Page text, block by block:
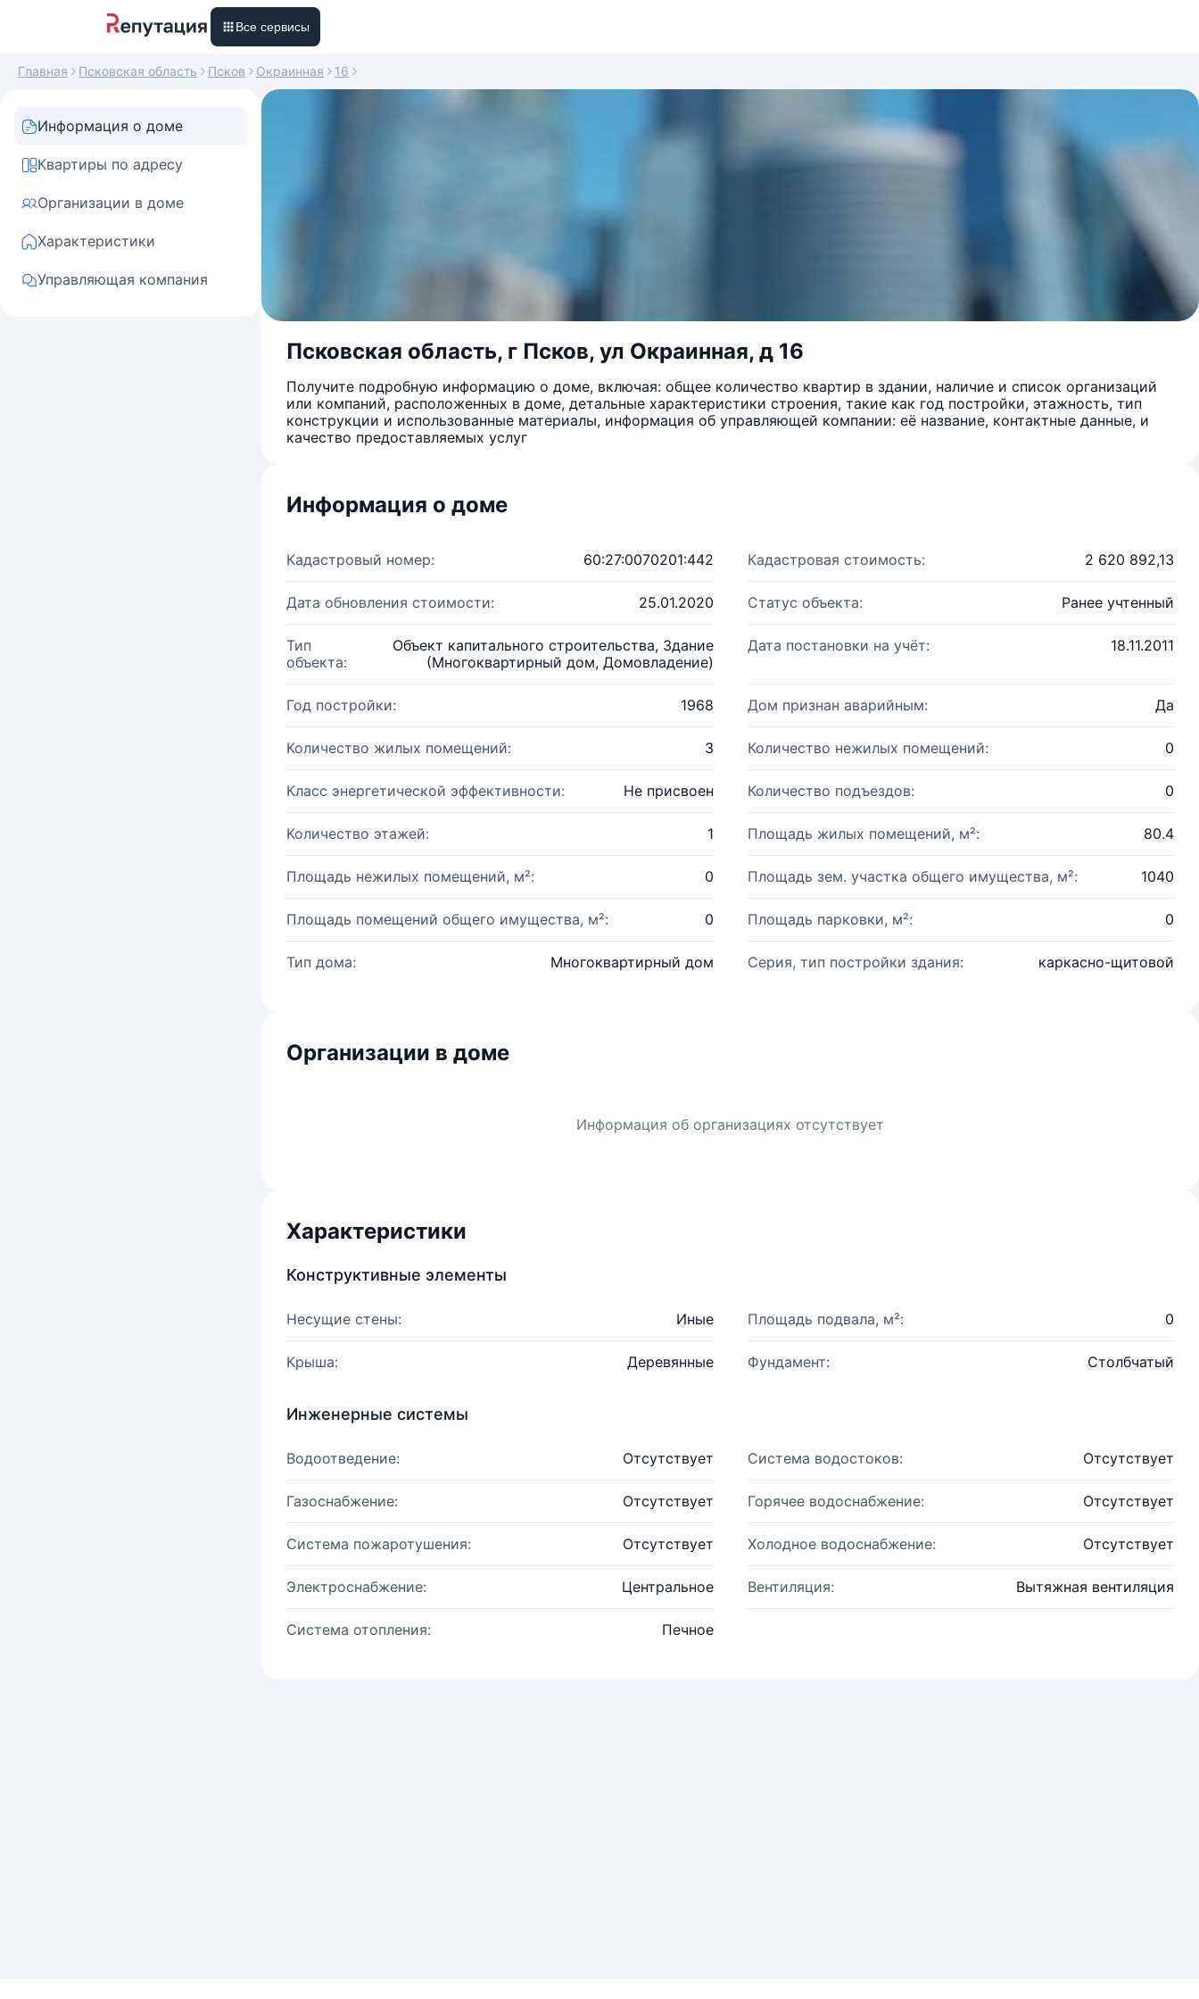
Все сервисы
Главная Псковская область Псков Окраинная 16
Информация о доме
Квартиры по адресу
Организации в доме
Характеристики
Управляющая компания
Псковская область, г Псков, ул Окраинная, д 16
Получите подробную информацию о доме, включая: общее количество квартир в здании, наличие и список организаций
или компаний, расположенных в доме, детальные характеристики строения, такие как год постройки, этажность, тип
конструкции и использованные материалы, информация об управляющей компании: её название, контактные данные, и
качество предоставляемых услуг
Информация о доме
Кадастровый номер: 60:27:0070201:442 Кадастровая стоимость: 2 620 892,13
Дата обновления стоимости: 25.01.2020 Статус объекта: Ранее учтенный
Тип
объекта:
Объект капитального строительства, Здание
(Многоквартирный дом, Домовладение)
Дата постановки на учёт: 18.11.2011
Год постройки: 1968 Дом признан аварийным: Да
Количество жилых помещений: 3 Количество нежилых помещений: 0
Класс энергетической эффективности: Не присвоен Количество подъездов: 0
Количество этажей: 1 Площадь жилых помещений, м²: 80.4
Площадь нежилых помещений, м²: 0 Площадь зем. участка общего имущества, м²: 1040
Площадь помещений общего имущества, м²: 0 Площадь парковки, м²: 0
Тип дома: Многоквартирный дом Серия, тип постройки здания: каркасно-щитовой
Организации в доме
Информация об организациях отсутствует
Характеристики
Конструктивные элементы
Несущие стены: Иные Площадь подвала, м²: 0
Крыша: Деревянные Фундамент: Столбчатый
Инженерные системы
Водоотведение: Отсутствует Система водостоков: Отсутствует
Газоснабжение: Отсутствует Горячее водоснабжение: Отсутствует
Система пожаротушения: Отсутствует Холодное водоснабжение: Отсутствует
Электроснабжение: Центральное Вентиляция: Вытяжная вентиляция
Система отопления: Печное